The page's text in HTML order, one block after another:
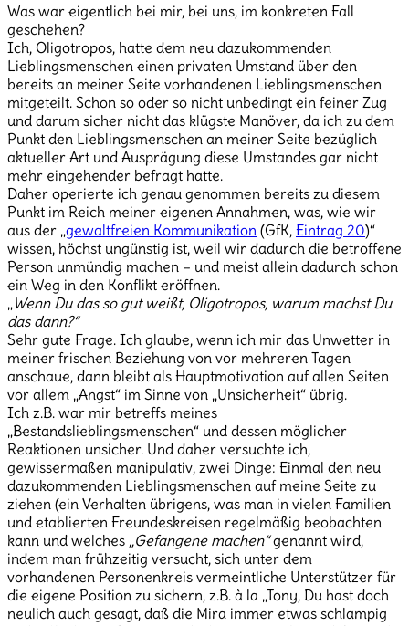
Was war eigentlich bei mir, bei uns, im konkreten Fall
geschehen?
Ich, Oligotropos, hatte dem neu dazukommenden
Lieblingsmenschen einen privaten Umstand über den
bereits an meiner Seite vorhandenen Lieblingsmenschen
mitgeteilt. Schon so oder so nicht unbedingt ein feiner Zug
und darum sicher nicht das klügste Manöver, da ich zu dem
Punkt den Lieblingsmenschen an meiner Seite bezüglich
aktueller Art und Ausprägung diese Umstandes gar nicht
mehr eingehender befragt hatte.
Daher operierte ich genau genommen bereits zu diesem
Punkt im Reich meiner eigenen Annahmen, was, wie wir
aus der „gewaltfreien Kommunikation (GfK, Eintrag 20)“
wissen, höchst ungünstig ist, weil wir dadurch die betroffene
Person unmündig machen – und meist allein dadurch schon
ein Weg in den Konflikt eröffnen.
„ Wenn Du das so gut weißt, Oligotropos, warum machst Du
das dann?“
Sehr gute Frage. Ich glaube, wenn ich mir das Unwetter in
meiner frischen Beziehung von vor mehreren Tagen
anschaue, dann bleibt als Hauptmotivation auf allen Seiten
vor allem „Angst“ im Sinne von „Unsicherheit“ übrig.
Ich z.B. war mir betreffs meines
„Bestandslieblingsmenschen“ und dessen möglicher
Reaktionen unsicher. Und daher versuchte ich,
gewissermaßen manipulativ, zwei Dinge: Einmal den neu
dazukommenden Lieblingsmenschen auf meine Seite zu
ziehen (ein Verhalten übrigens, was man in vielen Familien
und etablierten Freundeskreisen regelmäßig beobachten
kann und welches „Gefangene machen“genannt wird,
indem man frühzeitig versucht, sich unter dem
vorhandenen Personenkreis vermeintliche Unterstützer für
die eigene Position zu sichern, z.B. à la „Tony, Du hast doch
neulich auch gesagt, daß die Mira immer etwas schlampig